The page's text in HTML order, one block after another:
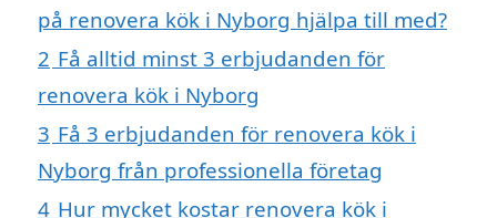
på renovera kök i Nyborg hjälpa till med?
2 Få alltid minst 3 erbjudanden för
renovera kök i Nyborg
3 Få 3 erbjudanden för renovera kök i
Nyborg från professionella företag
4 Hur mycket kostar renovera kök i